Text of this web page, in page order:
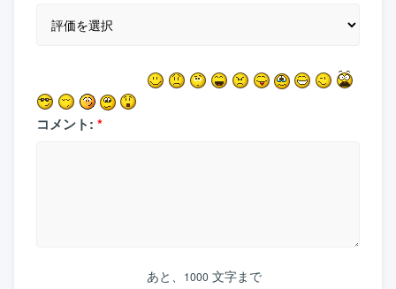
コメント: *
あと、 1000 文字まで